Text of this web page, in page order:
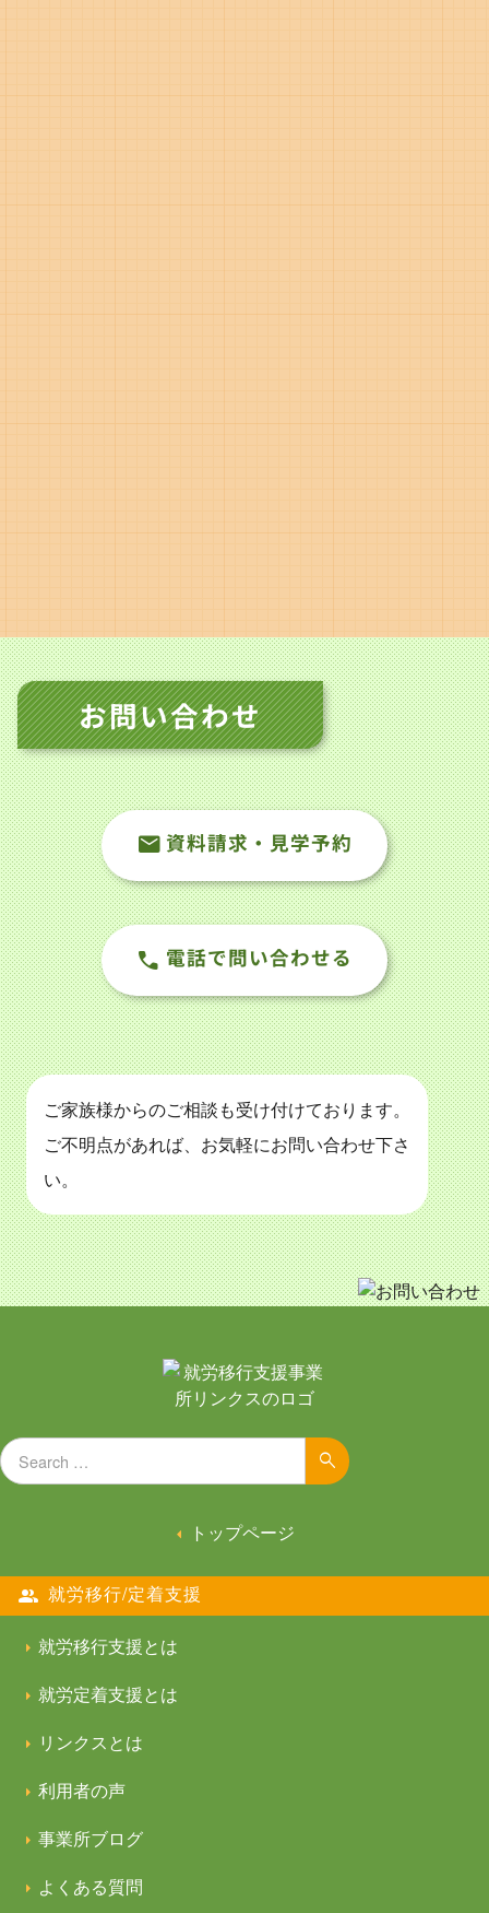
お問い合わせ
資料請求・見学予約
電話で問い合わせる
ご家族様からのご相談も受け付けております。
ご不明点があれば、お気軽にお問い合わせ下さ
い。
Search for: Search
トップページ
就労移行/定着支援
就労移行支援とは
就労定着支援とは
リンクスとは
利用者の声
事業所ブログ
よくある質問